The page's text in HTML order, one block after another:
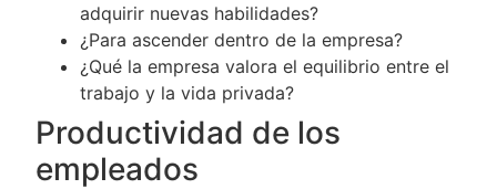
adquirir nuevas habilidades?
¿Para ascender dentro de la empresa?
¿Qué la empresa valora el equilibrio entre el
trabajo y la vida privada?
Productividad de los
empleados